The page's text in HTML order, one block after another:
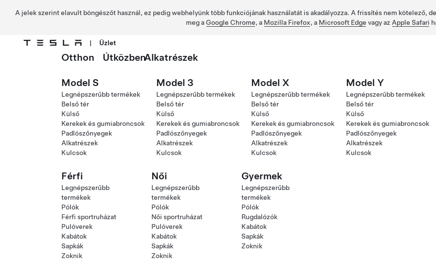
A jelek szerint elavult böngészőt használ, ez pedig webhelyünk több funkciójának használatát is akadályozza. A frissítés nem kötelező,
meg a Google Chrome, a Mozilla Firefox, a Microsoft Edge vagy az Apple Safari
Ugrás a fő tartalomra
| Üzlet
Otthon ÚtközbenAlkatrészek
Model S
Legnépszerűbb termékek
Belső tér
Külső
Kerekek és gumiabroncsok
Padlószőnyegek
Alkatrészek
Kulcsok
Model 3
Legnépszerűbb termékek
Belső tér
Külső
Kerekek és gumiabroncsok
Padlószőnyegek
Alkatrészek
Kulcsok
Model X
Legnépszerűbb termékek
Belső tér
Külső
Kerekek és gumiabroncsok
Padlószőnyegek
Alkatrészek
Kulcsok
Model Y
Legnépszerűbb termékek
Belső tér
Külső
Kerekek és gumiabroncsok
Padlószőnyegek
Alkatrészek
Kulcsok
Férfi
Legnépszerűbb
termékek
Pólók
Férfi sportruházat
Pulóverek
Kabátok
Sapkák
Zoknik
Női
Legnépszerűbb
termékek
Pólók
Női sportruházat
Pulóverek
Kabátok
Sapkák
Zoknik
Gyermek
Legnépszerűbb
termékek
Pólók
Rugdalózók
Kabátok
Sapkák
Zoknik